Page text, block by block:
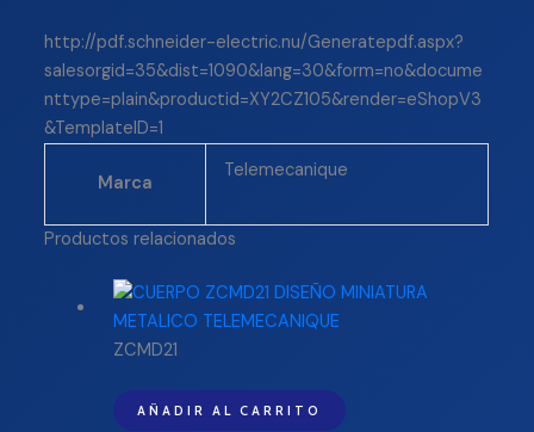
http://pdf.schneider-electric.nu/Generatepdf.aspx?
salesorgid=35&dist=1090&lang=30&form=no&docume
nttype=plain&productid=XY2CZ105&render=eShopV3
&TemplateID=1
Marca
Telemecanique
Productos relacionados
ZCMD21
AÑADIR AL CARRITO